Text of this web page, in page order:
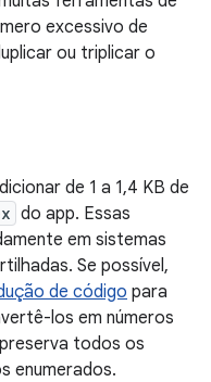
excessivo de
ou triplicar o
de 1 a 1,4 KB de
do app. Essas
em sistemas
Se possível,
de código para
los em números
todos os
enumerados.